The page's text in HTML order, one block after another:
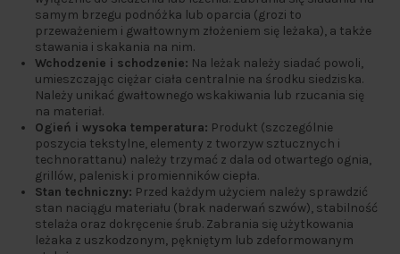
samym brzegu podnóżka lub oparcia (grozi to
przeważeniem i gwałtownym złożeniem się leżaka), a także
stawania i skakania na nim.
Wchodzenie i schodzenie: Na leżak należy siadać powoli,
umieszczając ciężar ciała centralnie na środku siedziska.
Należy unikać gwałtownego wskakiwania lub rzucania się
na materiał.
Ogień i wysoka temperatura: Produkt (szczególnie
poszycia tekstylne, elementy z tworzyw sztucznych i
technorattanu) należy trzymać z dala od otwartego ognia,
grillów, palenisk i promienników ciepła.
Stan techniczny: Przed każdym użyciem należy sprawdzić
stan naciągu materiału (brak naderwań szwów), stabilność
stelaża oraz dokręcenie śrub. Zabrania się użytkowania
leżaka z uszkodzonym, pękniętym lub zdeformowanym